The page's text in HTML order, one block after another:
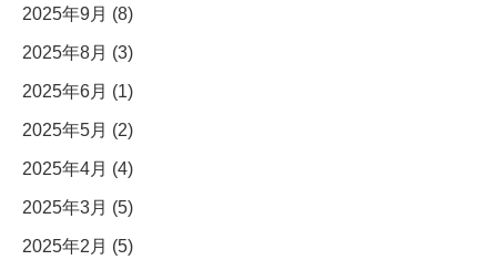
2025年9月 (8)
2025年8月 (3)
2025年6月 (1)
2025年5月 (2)
2025年4月 (4)
2025年3月 (5)
2025年2月 (5)